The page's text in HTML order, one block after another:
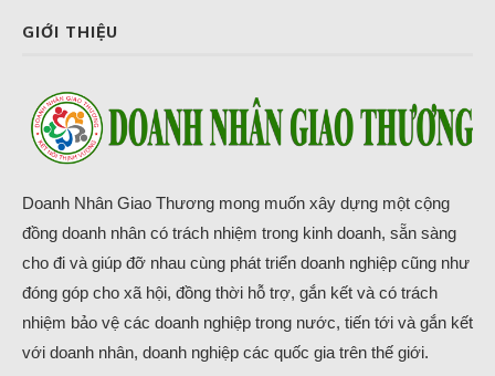
GIỚI THIỆU
Doanh Nhân Giao Thương mong muốn xây dựng một cộng
đồng doanh nhân có trách nhiệm trong kinh doanh, sẵn sàng
cho đi và giúp đỡ nhau cùng phát triển doanh nghiệp cũng như
đóng góp cho xã hội, đồng thời hỗ trợ, gắn kết và có trách
nhiệm bảo vệ các doanh nghiệp trong nước, tiến tới và gắn kết
với doanh nhân, doanh nghiệp các quốc gia trên thế giới.